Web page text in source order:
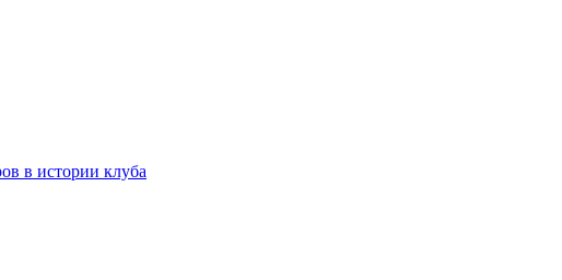
в истории клуба